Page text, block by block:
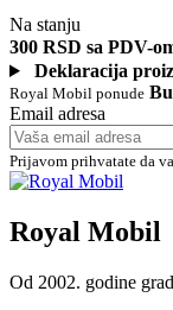
Na stanju
300 RSD sa PDV-
Deklaracija
Royal Mobil ponude
Email adresa
Prijavom prihvatate da
Royal Mobil
Od 2002. godine